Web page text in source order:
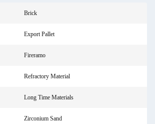
Brick
Export Pallet
Fireramo
Refractory Material
Long Time Materials
Zirconium Sand